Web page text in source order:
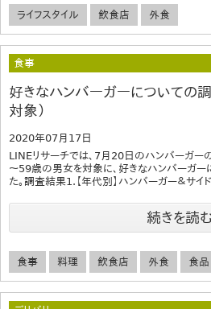
ライフスタイル 飲食店 外食
食事
好きなハンバーガーについての
対象）
2020年07月17日
LINEリサーチでは、7月20日のハンバーガー
～59歳の男女を対象に、好きなハンバーガー
た。調査結果1.【年代別】ハンバーガー＆サイ
続きを読
食事 料理 飲食店 外食 食品